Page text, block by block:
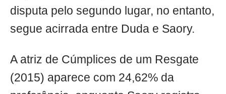
disputa pelo segundo lugar, no entanto,
segue acirrada entre Duda e Saory.
A atriz de Cúmplices de um Resgate
(2015) aparece com 24,62% da